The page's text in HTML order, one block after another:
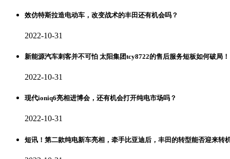
效仿特斯拉造电动车，改变战术的丰田还有机会吗？
2022-10-31
新能源汽车刺客并不可怕 太阳集团tcy8722的售后服务短板如何破局！
2022-10-31
现代ioniq6亮相进博会，还有机会打开纯电市场吗？
2022-10-31
短讯！第二款纯电新车亮相，牵手比亚迪后，丰田的转型能否迎来转